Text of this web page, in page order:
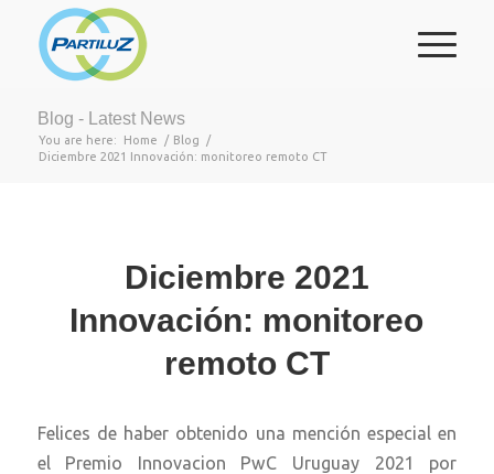
Blog - Latest News
You are here: Home / Blog
/
Diciembre 2021 Innovación: monitoreo remoto CT
Diciembre 2021
Innovación: monitoreo
remoto CT
Felices de haber obtenido una mención especial en
el Premio Innovacion PwC Uruguay 2021 por